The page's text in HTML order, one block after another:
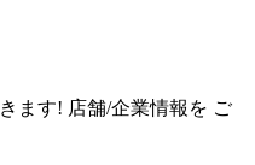
ます! 店舗/企業情報を ご